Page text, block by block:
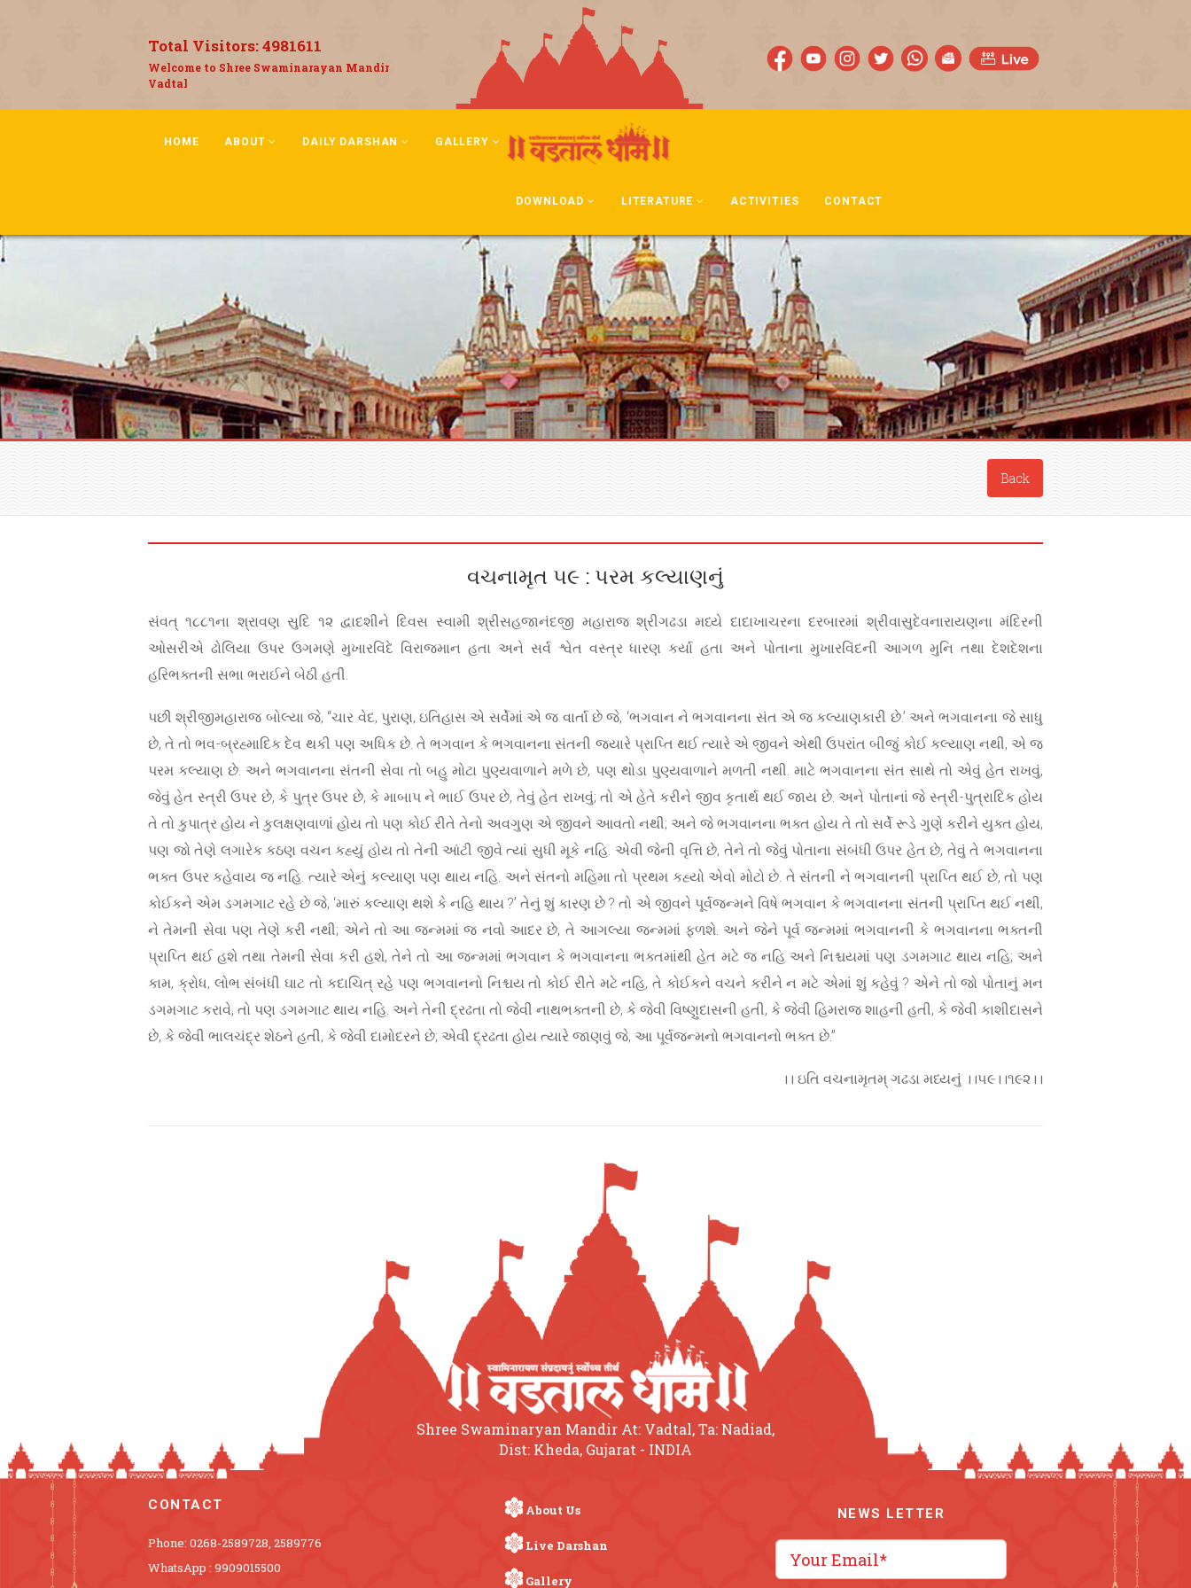
Total Visitors:4981611
Welcome to Shree Swaminarayan Mandir
Vadtal
HOME ABOUT DAILY DARSHAN GALLERY
DOWNLOAD LITERATURE ACTIVITIES CONTACT
Back
વચનામૃત ૫૯ : પરમ કલ્યાણનું
સંવત્ ૧૮૮૧ના શ્રાવણ સુદિ ૧૨ દ્વાદશીને દિવસ સ્વામી શ્રીસહજાનંદજી મહારાજ શ્રીગઢડા મધ્યે દાદાખાચરના દરબારમાં શ્રીવાસુદેવનારાયણના મંદિરની
ઓસરીએ ઢોલિયા ઉપર ઉગમણે મુખારવિંદે વિરાજમાન હતા અને સર્વ શ્વેત વસ્ત્ર ધારણ કર્યા હતા અને પોતાના મુખારવિંદની આગળ મુનિ તથા દેશદેશના
હરિભક્તની સભા ભરાઈને બેઠી હતી.
પછી શ્રીજીમહારાજ બોલ્યા જે, “ચાર વેદ, પુરાણ, ઇતિહાસ એ સર્વેમાં એ જ વાર્તા છે જે, ‘ભગવાન ને ભગવાનના સંત એ જ કલ્યાણકારી છે.’ અને ભગવાનના જે સાધુ
છે, તે તો ભવ-બ્રહ્માદિક દેવ થકી પણ અધિક છે. તે ભગવાન કે ભગવાનના સંતની જ્યારે પ્રાપ્તિ થઈ ત્યારે એ જીવને એથી ઉપરાંત બીજું કોઈ કલ્યાણ નથી, એ જ
પરમ કલ્યાણ છે. અને ભગવાનના સંતની સેવા તો બહુ મોટા પુણ્યવાળાને મળે છે, પણ થોડા પુણ્યવાળાને મળતી નથી. માટે ભગવાનના સંત સાથે તો એવું હેત રાખવું,
જેવું હેત સ્ત્રી ઉપર છે, કે પુત્ર ઉપર છે, કે માબાપ ને ભાઈ ઉપર છે, તેવું હેત રાખવું; તો એ હેતે કરીને જીવ કૃતાર્થ થઈ જાય છે. અને પોતાનાં જે સ્ત્રી-પુત્રાદિક હોય
તે તો કુપાત્ર હોય ને કુલક્ષણવાળાં હોય તો પણ કોઈ રીતે તેનો અવગુણ એ જીવને આવતો નથી; અને જે ભગવાનના ભક્ત હોય તે તો સર્વે રૂડે ગુણે કરીને યુક્ત હોય,
પણ જો તેણે લગારેક કઠણ વચન કહ્યું હોય તો તેની આંટી જીવે ત્યાં સુધી મૂકે નહિ. એવી જેની વૃત્તિ છે, તેને તો જેવું પોતાના સંબંધી ઉપર હેત છે, તેવું તે ભગવાનના
ભક્ત ઉપર કહેવાય જ નહિ. ત્યારે એનું કલ્યાણ પણ થાય નહિ. અને સંતનો મહિમા તો પ્રથમ કહ્યો એવો મોટો છે. તે સંતની ને ભગવાનની પ્રાપ્તિ થઈ છે, તો પણ
કોઈકને એમ ડગમગાટ રહે છે જે, ‘મારું કલ્યાણ થશે કે નહિ થાય ?’ તેનું શું કારણ છે ? તો એ જીવને પૂર્વજન્મને વિષે ભગવાન કે ભગવાનના સંતની પ્રાપ્તિ થઈ નથી,
ને તેમની સેવા પણ તેણે કરી નથી; એને તો આ જન્મમાં જ નવો આદર છે, તે આગલ્યા જન્મમાં ફળશે. અને જેને પૂર્વ જન્મમાં ભગવાનની કે ભગવાનના ભક્તની
પ્રાપ્તિ થઈ હશે તથા તેમની સેવા કરી હશે, તેને તો આ જન્મમાં ભગવાન કે ભગવાનના ભક્તમાંથી હેત મટે જ નહિ અને નિશ્ચયમાં પણ ડગમગાટ થાય નહિ; અને
કામ, ક્રોધ, લોભ સંબંધી ઘાટ તો કદાચિત્ રહે પણ ભગવાનનો નિશ્ચય તો કોઈ રીતે મટે નહિ, તે કોઈકને વચને કરીને ન મટે એમાં શું કહેવું ? એને તો જો પોતાનું મન
ડગમગાટ કરાવે, તો પણ ડગમગાટ થાય નહિ. અને તેની દ્રઢતા તો જેવી નાથભક્તની છે, કે જેવી વિષ્ણુદાસની હતી, કે જેવી હિમરાજ શાહની હતી, કે જેવી કાશીદાસને
છે, કે જેવી ભાલચંદ્ર શેઠને હતી, કે જેવી દામોદરને છે; એવી દ્રઢતા હોય ત્યારે જાણવું જે, આ પૂર્વજન્મનો ભગવાનનો ભક્ત છે.”
।। ઇતિ વચનામૃતમ્ ગઢડા મધ્યનું ।।૫૯।।૧૯૨।।
Shree Swaminaryan Mandir At: Vadtal, Ta: Nadiad,
Dist: Kheda, Gujarat - INDIA
CONTACT
Phone: 0268-2589728, 2589776
WhatsApp : 9909015500
About Us
Live Darshan
Gallery
NEWS LETTER